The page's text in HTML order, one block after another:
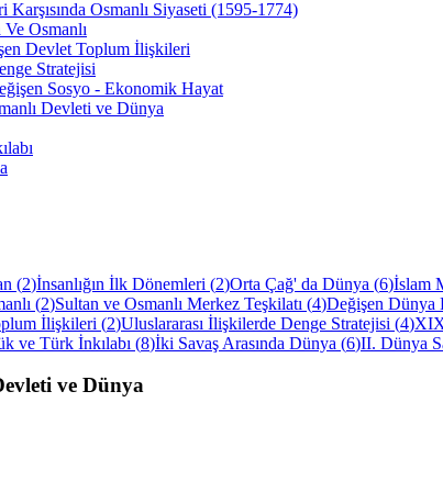
Osmanlı Siyaseti (1595-1774)
Osmanlı
Devlet Toplum İlişkileri
Stratejisi
Sosyo - Ekonomik Hayat
Devleti ve Dünya
(2)İnsanlığın İlk Dönemleri (2)Orta Çağ' da Dünya (6)İslam
(2)Sultan ve Osmanlı Merkez Teşkilatı (4)Değişen Dünya
İlişkileri (2)Uluslararası İlişkilerde Denge Stratejisi (4)
ve Türk İnkılabı (8)İki Savaş Arasında Dünya (6)II. Dünya
ve Dünya